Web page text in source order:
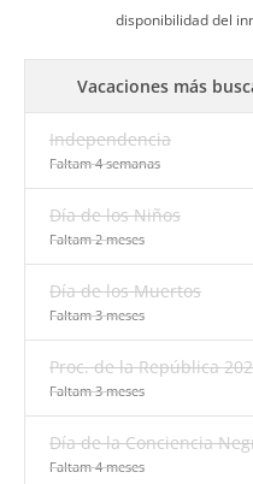
disponibilidad del
Vacaciones más
Independencia
Faltam 4 semanas
Día de los Niños
Faltam 2 meses
Día de los Muertos
Faltam 3 meses
Proc. de la República
Faltam 3 meses
Día de la Conciencia
Faltam 4 meses